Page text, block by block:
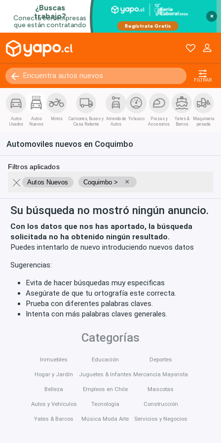
×
FILTRAR
Autos
Usados
Autos
Nuevos
Motos
Camiones, Buses y
Casa Rodante
Arriendo de
Autos
Yo busco
Piezas y
Accesorios
Yates &
Barcos
Maquinaria
pesada
Automoviles nuevos en Coquimbo
Filtros aplicados
Autos Nuevos Coquimbo > ×
Su búsqueda no mostró ningún anuncio.
Con los datos que nos has aportado, la búsqueda
solicitada no ha obtenido ningún resultado.
Puedes intentarlo de nuevo introduciendo nuevos datos
Sugerencias:
Evita de hacer búsquedas muy especificas
Asegúrate de que tu ortografía este correcta.
Prueba con diferentes palabras claves.
Intenta con más palabras claves generales.
Categorías
Inmuebles
Hogar y Jardín
Belleza
Autos y Vehículos
Yates & Barcos
Educación
Juguetes & Infantes
Empleos en Chile
Tecnología
Música Moda Arte
Deportes
Mercancía Mayorista
Mascotas
Construcción
Servicios y Negocios